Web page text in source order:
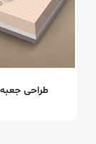
طراحی